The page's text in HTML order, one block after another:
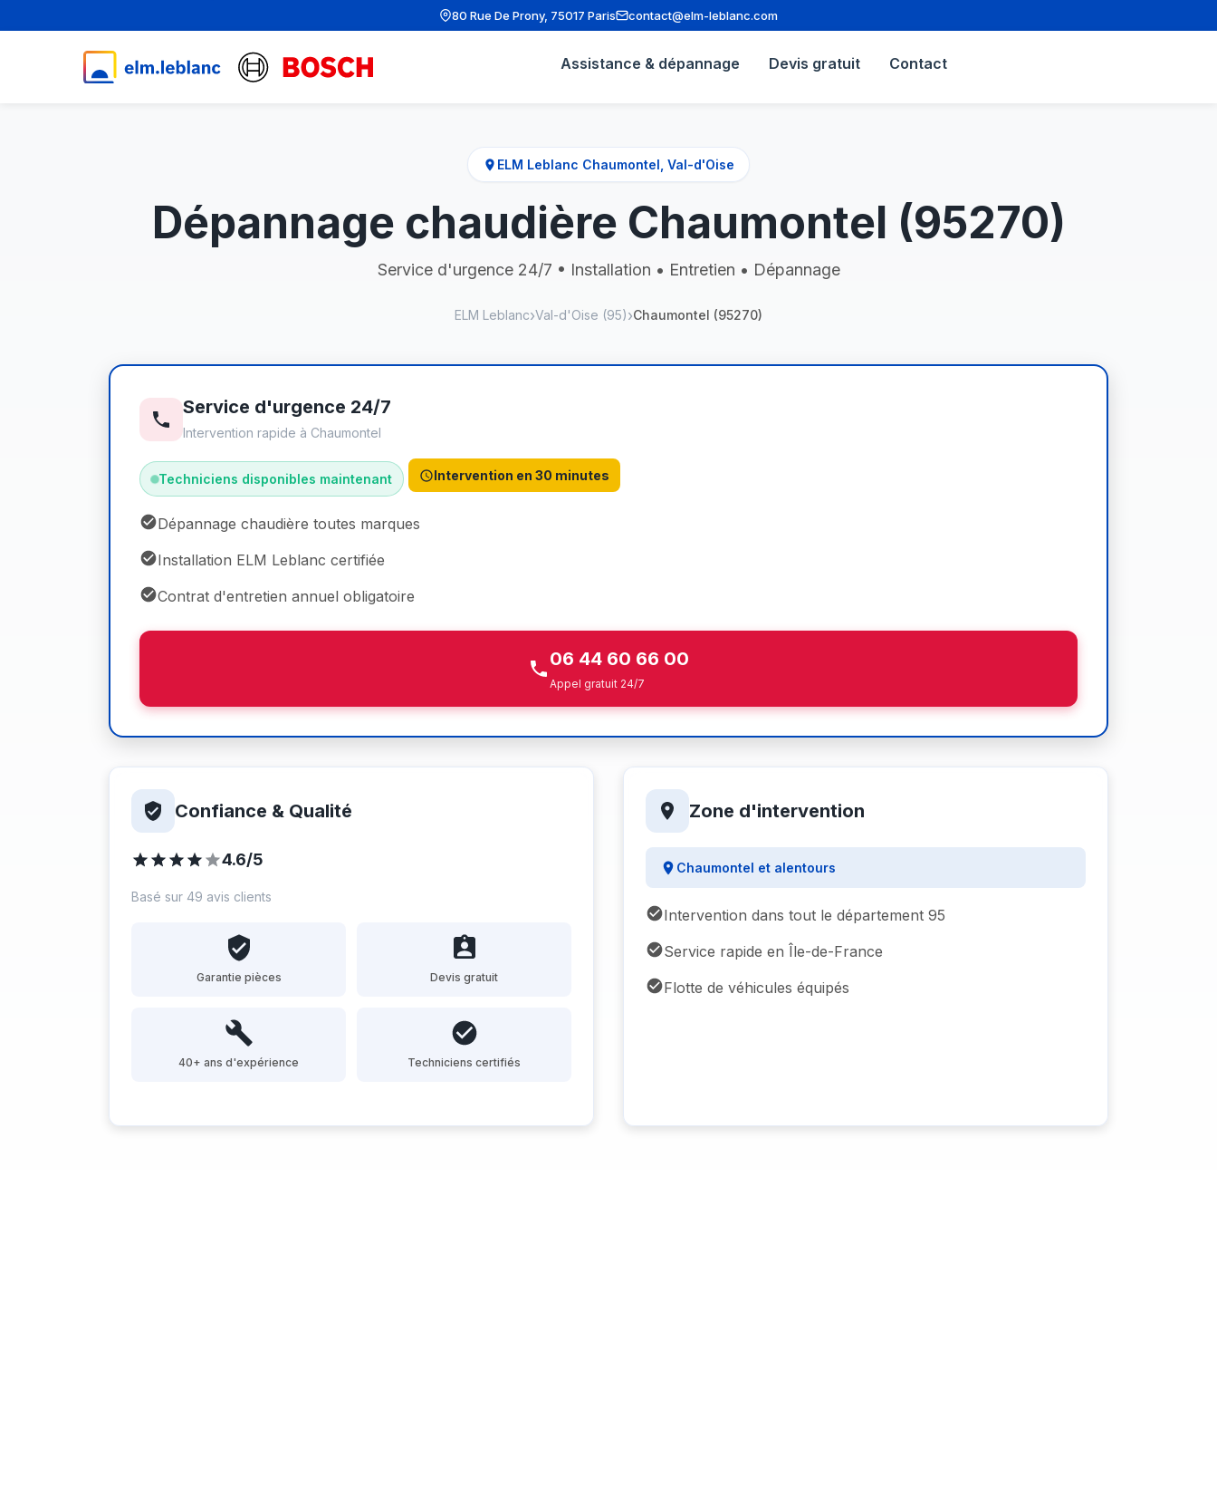
80 Rue De Prony, 75017 Paris contact@elm-leblanc.com
Assistance & dépannage Devis gratuit Contact
ELM Leblanc Chaumontel, Val-d'Oise
Dépannage chaudière Chaumontel (95270)
Service d'urgence 24/7 • Installation • Entretien • Dépannage
ELM Leblanc Val-d'Oise (95) Chaumontel (95270)
Service d'urgence 24/7
Intervention rapide à Chaumontel
Techniciens disponibles maintenant Intervention en 30 minutes
Dépannage chaudière toutes marques
Installation ELM Leblanc certifiée
Contrat d'entretien annuel obligatoire
06 44 60 66 00
Appel gratuit 24/7
Confiance & Qualité
4.6/5
Basé sur 49 avis clients
Garantie pièces Devis gratuit
40+ ans d'expérience Techniciens certifiés
Zone d'intervention
Chaumontel et alentours
Intervention dans tout le département 95
Service rapide en Île-de-France
Flotte de véhicules équipés